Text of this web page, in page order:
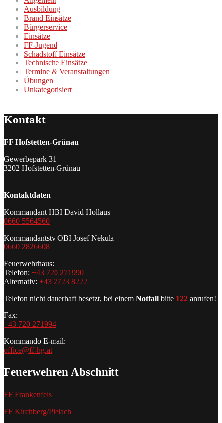
Ausbildung
Brand Einsätze
Bürgerservice
Einsätze
FF-Jugend
Schadstoff Einsätze
Technische Einsätze
Termine & Veranstaltungen
Übungen
Unkategorisiert
Kontakt
FF Hofstetten-Grünau
Gewerbepark 31
3202 Hofstetten-Grünau
Kontaktdaten
Kommandant HBI David Hollaus
0660 5564560
Kommandantstv OBI Josef Nekula
0660 2826608
Feuerwehrhaus:
Telefon: +43 720 271990
Alternativ: +43 2723 8222
Telefon nicht dauerhaft besetzt, bei einem Notfall bitte 122 anrufen!
Fax:
+43 720 271994
Kommando E-mail:
office@ff-hg.at
Feuerwehren Abschnitt
FF Frankenfels
FF Kirchberg/Pielach